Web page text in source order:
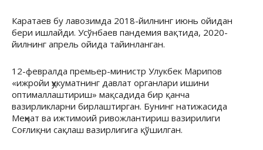
Каратаев бу лавозимда 2018-йилнинг июнь ойидан
бери ишлайди. Усўнбаев пандемия вақтида, 2020-
йилнинг апрель ойида тайинланган.
12-февралда премьер-министр Улукбек Марипов
«ижройи ҳукуматнинг давлат органлари ишини
оптималлаштириш» мақсадида бир қанча
вазирликларни бирлаштирган. Бунинг натижасида
Меҳнат ва ижтимоий ривожлантириш вазирилиги
Соғлиқни сақлаш вазирлигига қўшилган.